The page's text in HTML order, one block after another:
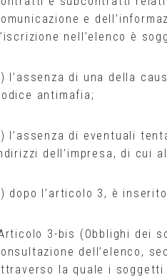
e
nell’elenco è
l’assenza di una della
antimafia;
l’assenza di eventuali
dell’impresa, di cui
dopo l’articolo 3, è
3-bis (Obblighi dei
dell’elenco,
la quale i soggetti